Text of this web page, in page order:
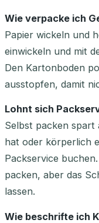
Wie verpacke ich
Papier wickeln und
einwickeln und mit
Den Kartonboden
ausstopfen, damit
Lohnt sich
Selbst packen spart
hat oder körperlich
Packservice
packen, aber das
lassen.
Wie beschrifte ich